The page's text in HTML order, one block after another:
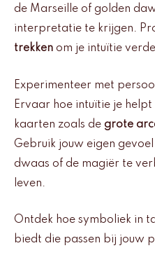
de Marseille of golden
interpretatie te krijgen.
trekken om je intuïtie
Experimenteer met
Ervaar hoe intuïtie je
kaarten zoals de grote
Gebruik jouw eigen
dwaas of de magiër te
leven.
Ontdek hoe symboliek in
biedt die passen bij jouw